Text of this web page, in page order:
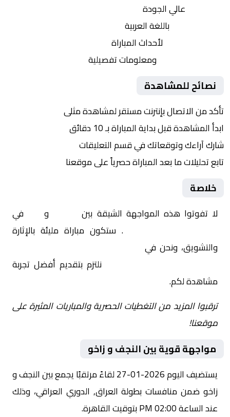
عالي الجودة
باللغة العربية
لأحداث المباراة
ومعلومات تفصيلية
نصائح للمشاهدة
تأكد من الاتصال بإنترنت مستقر لمشاهدة مثلى
ابدأ المشاهدة قبل بداية المباراة بـ 10 دقائق
شارك آراءك وتوقعاتك في قسم التعليقات
تابع تحليلات ما بعد المباراة حصرياً على موقعنا
خلاصة
لا تفوتوا هذه المواجهة الشيقة بين وزاخو
في
. ستكون مباراة مليئة بالإثارة
والتشويق، ونحن في
نلتزم بتقديم أفضل تجربة
مشاهدة لكم.
ترقبوا المزيد من التغطيات الحصرية والمباريات المثيرة على
موقعنا!
مواجهة قوية بين النجف و زاخو
يستضيف اليوم 2026-01-27 لقاءً مرتقبًا يجمع بين النجف و
زاخو ضمن منافسات بطولة العراق, الدوري العراقي، وذلك
عند الساعة 02:00 PM بتوقيت القاهرة.